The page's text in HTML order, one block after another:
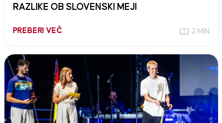
RAZLIKE OB SLOVENSKI MEJI
PREBERI VEČ 2 MIN